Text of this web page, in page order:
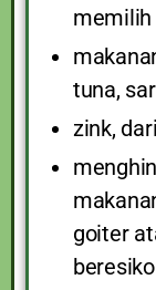
memilih
tuna,
zink,
goiter